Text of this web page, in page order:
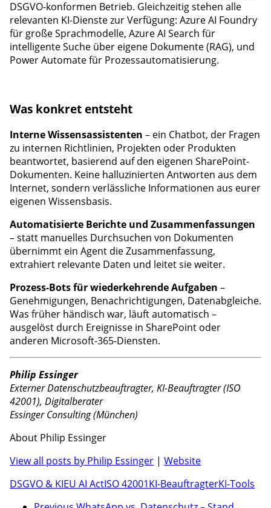
DSGVO-konformen Betrieb. Gleichzeitig stehen alle
relevanten KI-Dienste zur Verfügung: Azure AI Foundry
für große Sprachmodelle, Azure AI Search für
intelligente Suche über eigene Dokumente (RAG), und
Power Automate für Prozessautomatisierung.
Was konkret entsteht
Interne Wissensassistenten – ein Chatbot, der Fragen
zu internen Richtlinien, Projekten oder Produkten
beantwortet, basierend auf den eigenen SharePoint-
Dokumenten. Keine halluzinierten Antworten aus dem
Internet, sondern verlässliche Informationen aus eurer
eigenen Wissensbasis.
Automatisierte Berichte und Zusammenfassungen
– statt manuelles Durchsuchen von Dokumenten
übernimmt ein Agent die Zusammenfassung,
extrahiert relevante Daten und leitet sie weiter.
Prozess-Bots für wiederkehrende Aufgaben –
Genehmigungen, Benachrichtigungen, Datenabgleiche.
Was früher händisch war, läuft automatisch –
ausgelöst durch Ereignisse in SharePoint oder
anderen Microsoft-365-Diensten.
Philip Essinger
Externer Datenschutzbeauftragter, KI-Beauftragter (ISO
42001), Digitalberater
Essinger Consulting (München)
About Philip Essinger
View all posts by Philip Essinger | Website
DSGVO & KIEU AI ActISO 42001KI-BeauftragterKI-Tools